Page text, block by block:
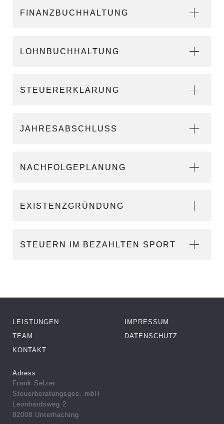
FINANZBUCHHALTUNG
LOHNBUCHHALTUNG
STEUERERKLÄRUNG
JAHRESABSCHLUSS
NACHFOLGEPLANUNG
EXISTENZGRÜNDUNG
STEUERN IM BEZAHLTEN SPORT
LEISTUNGEN
TEAM
KONTAKT
IMPRESSUM
DATENSCHUTZ
Adress
Frank Selzer
Steuerberatungsges. mbH
Leonhardsweg 2
82008 Unterhaching